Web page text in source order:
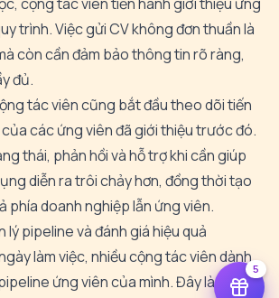
trình. Việc gửi CV không đơn thuần là
còn cần đảm bảo thông tin rõ ràng,
đủ.
tác viên cũng bắt đầu theo dõi tiến
các ứng viên đã giới thiệu trước đó.
thái, phản hồi và hỗ trợ khi cần giúp
diễn ra trôi chảy hơn, đồng thời tạo
phía doanh nghiệp lẫn ứng viên.
lý pipeline và đánh giá hiệu quả
làm việc, nhiều cộng tác viên dành
ứng viên của mình. Đây là lúc
5